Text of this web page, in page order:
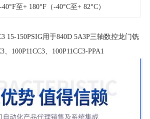
-40°F至+ 180°F（-40°C至+ 82°C）
15-150PSIG用于840D 5A3P三轴数控龙门铣
100P11CC3、100P11CC3-PPA1